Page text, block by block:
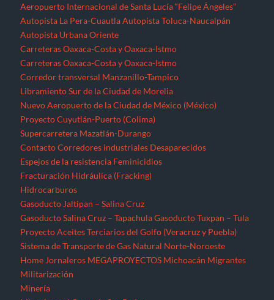
Aeropuerto Internacional de Santa Lucía “Felipe Ángeles”
Autopista La Pera-Cuautla Autopista Toluca-Naucalpán
Autopista Urbana Oriente
Carreteras Oaxaca-Costa y Oaxaca-Istmo
Carreteras Oaxaca-Costa y Oaxaca-Istmo
Corredor transversal Manzanillo-Tampico
Libramiento Sur de la Ciudad de Morelia
Nuevo Aeropuerto de la Ciudad de México (México)
Proyecto Cuyutlán-Puerto (Colima)
Supercarretera Mazatlán-Durango
Contacto Corredores industriales Desaparecidos
Espejos de la resistencia Feminicidios
Fracturación Hidráulica (Fracking)
Hidrocarburos
Gasoducto Jaltipan – Salina Cruz
Gasoducto Salina Cruz – Tapachula Gasoducto Tuxpan – Tula
Proyecto Aceites Terciarios del Golfo (Veracruz y Puebla)
Sistema de Transporte de Gas Natural Norte-Noroeste
Home Jornaleros MEGAPROYECTOS Michoacán Migrantes
Militarización
Minería